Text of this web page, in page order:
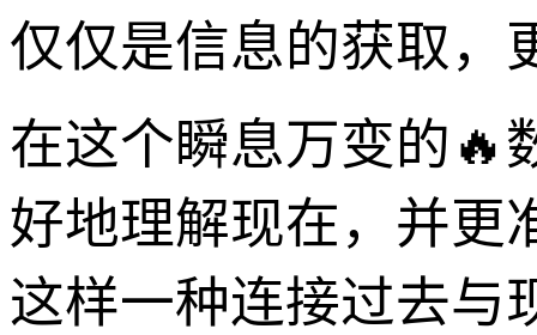
仅仅是信息的获取，
在这个瞬息万变的🔥
好地理解现在，并更
这样一种连接过去与